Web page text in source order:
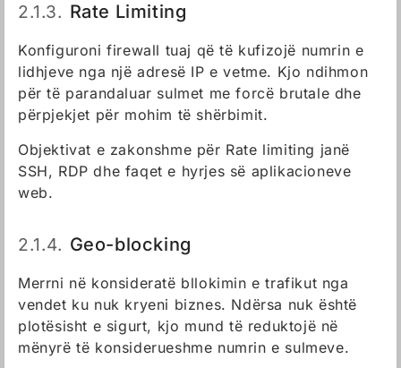
2.1.3. Rate Limiting
Konfiguroni firewall tuaj që të kufizojë numrin e
lidhjeve nga një adresë IP e vetme. Kjo ndihmon
për të parandaluar sulmet me forcë brutale dhe
përpjekjet për mohim të shërbimit.
Objektivat e zakonshme për Rate limiting janë
SSH, RDP dhe faqet e hyrjes së aplikacioneve
web.
2.1.4. Geo-blocking
Merrni në konsideratë bllokimin e trafikut nga
vendet ku nuk kryeni biznes. Ndërsa nuk është
plotësisht e sigurt, kjo mund të reduktojë në
mënyrë të konsiderueshme numrin e sulmeve.